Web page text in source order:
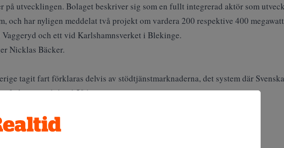
på utvecklingen. Bolaget beskriver sig som en fullt integrerad aktör som
och har nyligen meddelat två projekt om vardera 200 respektive 400
och ett vid Karlshamnsverket i Blekinge.
Nicklas Bäcker.
tagit fart förklaras delvis av stödtjänstmarknaderna, det system där
frekvens stabil vid 50 hertz.
en ovanligt lönsam nisch för batteriägare.
ANNONS